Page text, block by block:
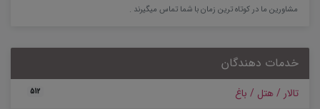
مشاورین ما در کوتاه ترین زمان با شما تماس میگیرند .
خدمات دهندگان
تالار / هتل / باغ 512